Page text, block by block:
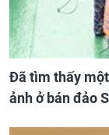
Đã tìm thấy
ảnh ở bán đảo